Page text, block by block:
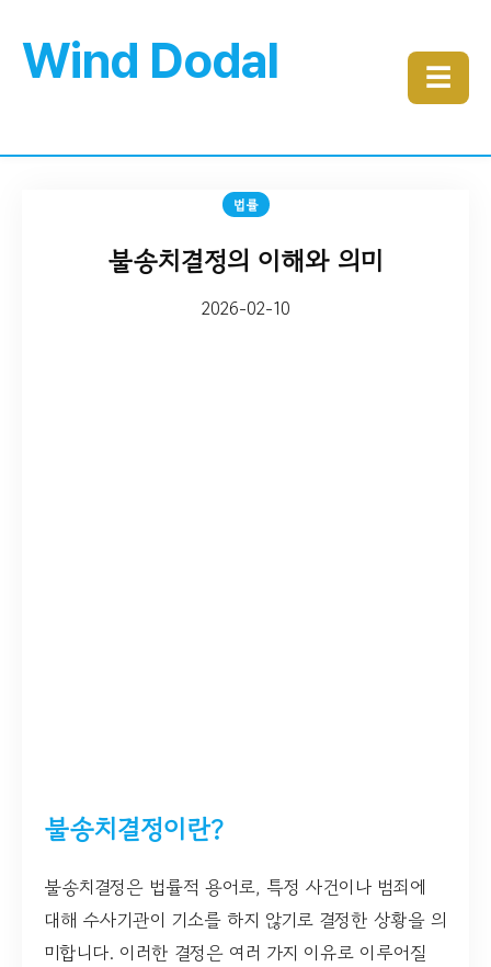
Wind Dodal ☰
법률
불송치결정의 이해와 의미
2026-02-10
불송치결정이란?
불송치결정은 법률적 용어로, 특정 사건이나 범죄에
대해 수사기관이 기소를 하지 않기로 결정한 상황을 의
미합니다. 이러한 결정은 여러 가지 이유로 이루어질